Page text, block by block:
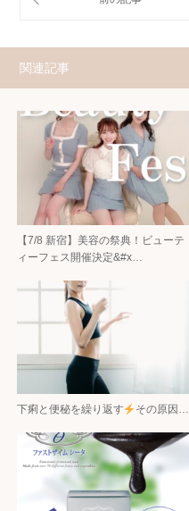
関連記事
【7/8 新宿】美容の祭典！ビューテ
ィーフェス開催決定&#x…
下痢と便秘を繰り返す その原因…